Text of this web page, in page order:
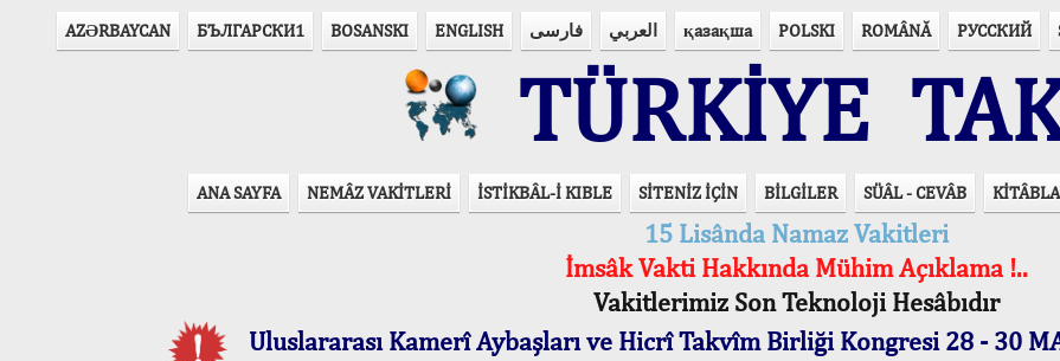
AZӘRBAYCAN БЪЛГАРСКИ1 BOSANSKI ENGLISH فارسی العربي қазақша POLSKI ROMÂNĂ РУССКИЙ
TÜRKİYE
ANA SAYFA NEMÂZ VAKİTLERİ İSTİKBÂL-İ KIBLE SİTENİZ İÇİN BİLGİLER SÜÂL - CEVÂB
15 Lisânda Namaz Vakitleri
İmsâk Vakti Hakkında Mühim Açıklama !..
Vakitlerimiz Son Teknoloji Hesâbıdır
Uluslararası Kamerî Aybaşları ve Hicrî Takvîm Birliği Kongresi 28 - 30